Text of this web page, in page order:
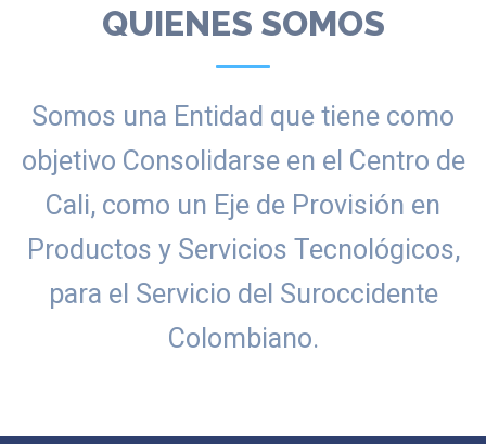
QUIENES SOMOS
Somos una Entidad que tiene como
objetivo Consolidarse en el Centro de
Cali, como un Eje de Provisión en
Productos y Servicios Tecnológicos,
para el Servicio del Suroccidente
Colombiano.